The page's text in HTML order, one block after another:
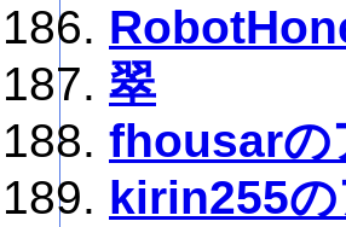
翠
fhousarの
kirin255